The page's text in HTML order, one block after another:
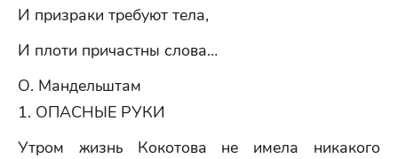
И призраки требуют тела,
И плоти причастны слова…
О. Мандельштам
1. ОПАСНЫЕ РУКИ
Утром жизнь Кокотова не имела никакого